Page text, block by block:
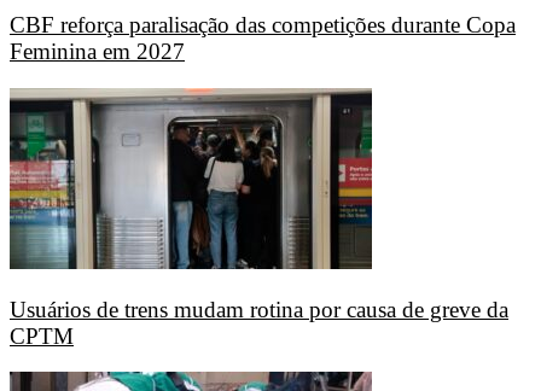
CBF reforça paralisação das competições durante Copa
Feminina em 2027
Usuários de trens mudam rotina por causa de greve da
CPTM